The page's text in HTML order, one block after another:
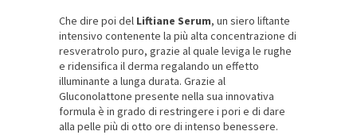
Che dire poi del Liftiane Serum, un siero liftante
intensivo contenente la più alta concentrazione di
resveratrolo puro, grazie al quale leviga le rughe
e ridensifica il derma regalando un effetto
illuminante a lunga durata. Grazie al
Gluconolattone presente nella sua innovativa
formula è in grado di restringere i pori e di dare
alla pelle più di otto ore di intenso benessere.